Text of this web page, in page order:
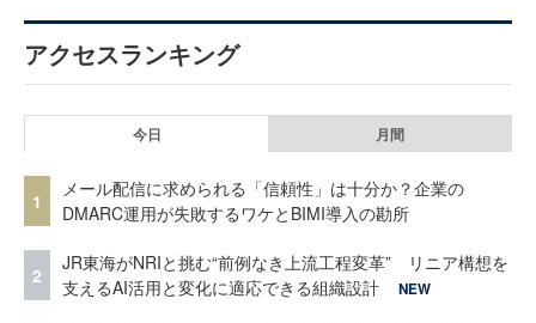
アクセスランキング
今日 月間
1
メール配信に求められる「信頼性」は十分か？企業の
DMARC運用が失敗するワケとBIMI導入の勘所
2
JR東海がNRIと挑む“前例なき上流工程変革” リニア構想を
支えるAI活用と変化に適応できる組織設計
NEW